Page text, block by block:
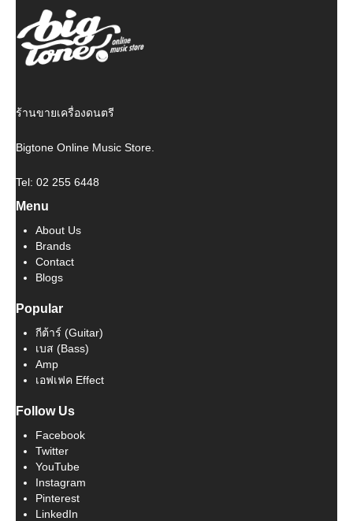
ร้านขายเครื่องดนตรี
Bigtone Online Music Store.
Tel: 02 255 6448
Menu
About Us
Brands
Contact
Blogs
Popular
กีต้าร์ (Guitar)
เบส (Bass)
Amp
เอฟเฟค Effect
Follow Us
Facebook
Twitter
YouTube
Instagram
Pinterest
LinkedIn